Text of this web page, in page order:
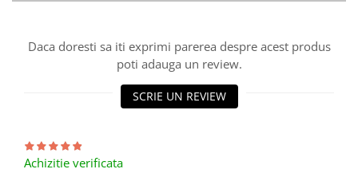
Daca doresti sa iti exprimi parerea despre acest produs
poti adauga un review.
SCRIE UN REVIEW
Achizitie verificata